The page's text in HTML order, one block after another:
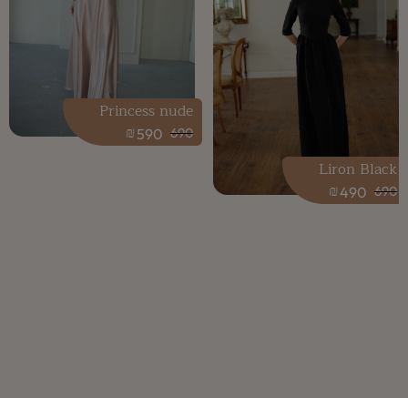
690
490
₪
Liron Black
690
590
₪
Princess nude